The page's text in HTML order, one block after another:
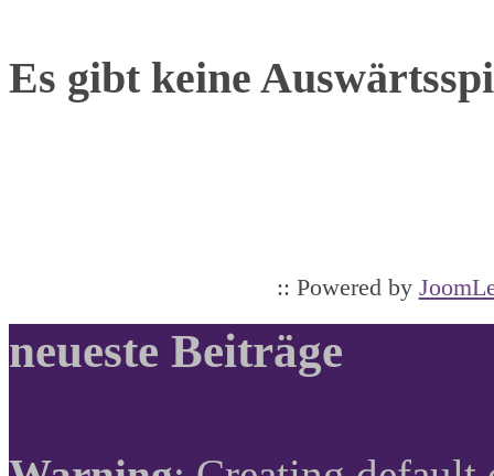
Es gibt keine
:: Powered by
neueste Beiträge